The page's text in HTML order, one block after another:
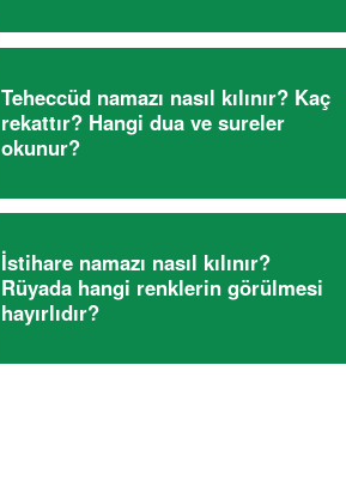
Teheccüd namazı nasıl kılınır? Kaç
rekattır? Hangi dua ve sureler
okunur?
İstihare namazı nasıl kılınır?
Rüyada hangi renklerin görülmesi
hayırlıdır?